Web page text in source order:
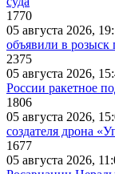
1770
05 августа 2026,
объявили в
2375
05 августа 2026,
России ракетное
1806
05 августа 2026,
создателя дрона
1677
05 августа 2026,